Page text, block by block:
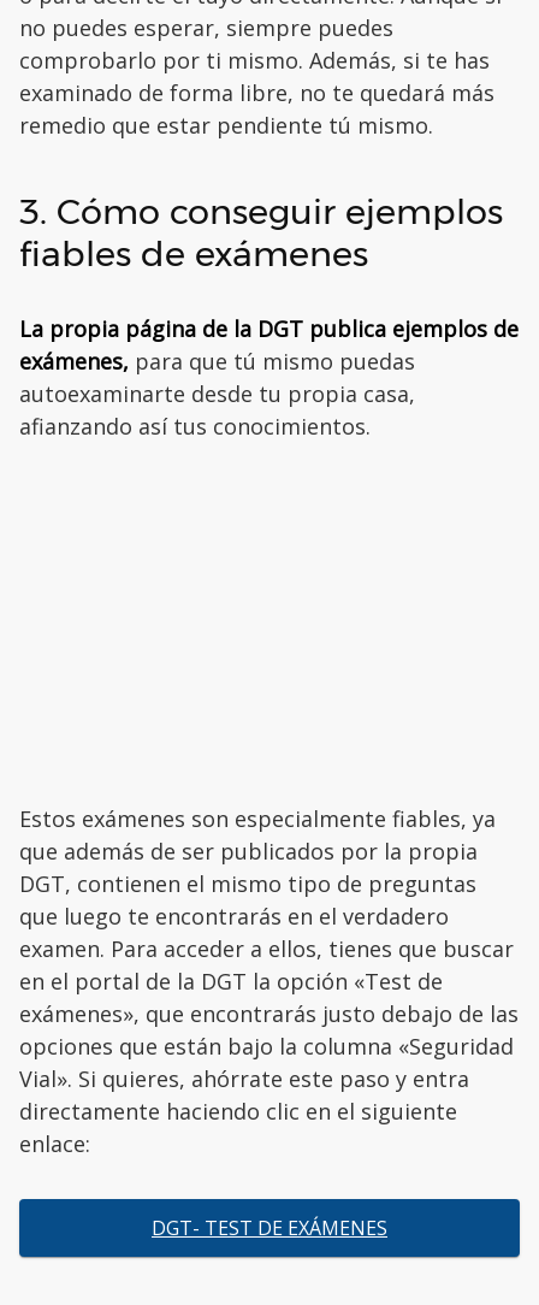
no puedes esperar, siempre puedes
comprobarlo por ti mismo. Además, si te has
examinado de forma libre, no te quedará más
remedio que estar pendiente tú mismo.
3. Cómo conseguir ejemplos
fiables de exámenes
La propia página de la DGT publica ejemplos de
exámenes, para que tú mismo puedas
autoexaminarte desde tu propia casa,
afianzando así tus conocimientos.
Estos exámenes son especialmente fiables, ya
que además de ser publicados por la propia
DGT, contienen el mismo tipo de preguntas
que luego te encontrarás en el verdadero
examen. Para acceder a ellos, tienes que buscar
en el portal de la DGT la opción «Test de
exámenes», que encontrarás justo debajo de las
opciones que están bajo la columna «Seguridad
Vial». Si quieres, ahórrate este paso y entra
directamente haciendo clic en el siguiente
enlace:
DGT- TEST DE EXÁMENES